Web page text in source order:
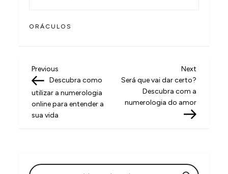
ORÁCULOS
N
a
v
e
Previous
Post
Previous
Descubra como
utilizar a numerologia
online para entender a
sua vida
Next
Post
Next
Será que vai dar certo?
Descubra com a
numerologia do amor